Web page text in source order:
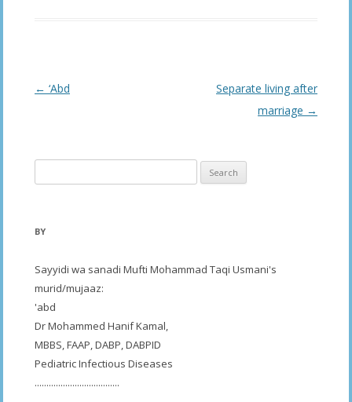
Post
← ‘Abd
Separate living after
marriage →
for:
BY
Sayyidi wa sanadi Mufti Mohammad Taqi Usmani's
murid/mujaaz:
'abd
Dr Mohammed Hanif Kamal,
MBBS, FAAP, DABP, DABPID
Pediatric Infectious Diseases
....................................